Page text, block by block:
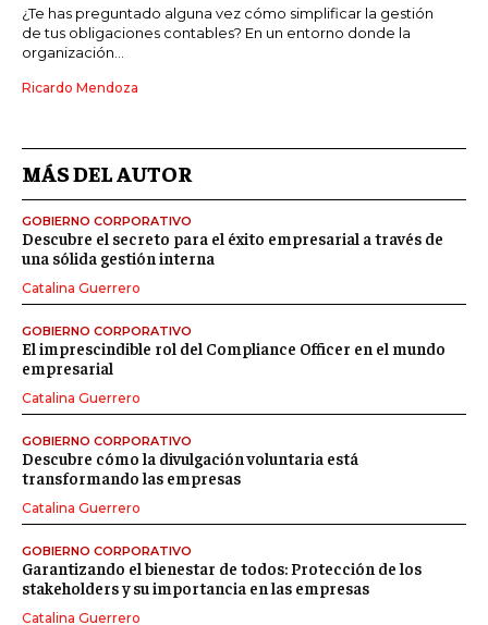
¿Te has preguntado alguna vez cómo simplificar la gestión
de tus obligaciones contables? En un entorno donde la
organización...
Ricardo Mendoza
MÁS DEL AUTOR
GOBIERNO CORPORATIVO
Descubre el secreto para el éxito empresarial a través de
una sólida gestión interna
Catalina Guerrero
GOBIERNO CORPORATIVO
El imprescindible rol del Compliance Officer en el mundo
empresarial
Catalina Guerrero
GOBIERNO CORPORATIVO
Descubre cómo la divulgación voluntaria está
transformando las empresas
Catalina Guerrero
GOBIERNO CORPORATIVO
Garantizando el bienestar de todos: Protección de los
stakeholders y su importancia en las empresas
Catalina Guerrero